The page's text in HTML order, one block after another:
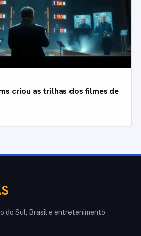
criou as trilhas dos filmes de
do Sul, Brasil e entretenimento